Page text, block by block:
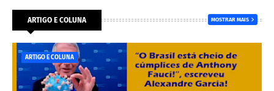
ARTIGO E COLUNA MOSTRAR MAIS
ARTIGO E COLUNA